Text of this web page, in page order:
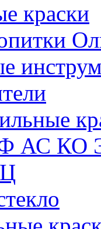
краски
АС КО